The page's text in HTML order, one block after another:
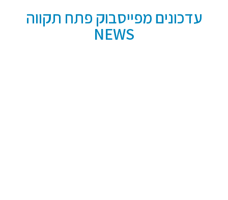
עדכונים מפייסבוק פתח תקווה
NEWS